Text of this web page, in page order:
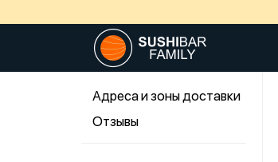
Адреса и зоны доставки
Отзывы